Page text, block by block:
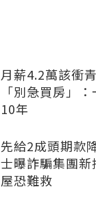
月薪4.2萬該衝
「別急買房」
10年
先給2成頭期款
士曝詐騙集團
屋恐難救